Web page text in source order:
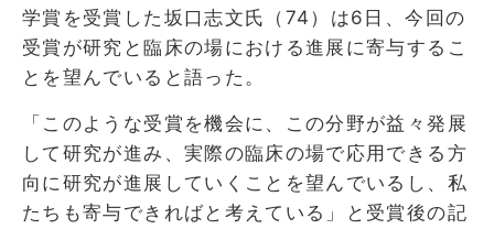
学賞を受賞した坂口志文氏（74）は6日、今回の
受賞が研究と臨床の場における進展に寄与するこ
とを望んでいると語った。
「このような受賞を機会に、この分野が益々発展
して研究が進み、実際の臨床の場で応用できる方
向に研究が進展していくことを望んでいるし、私
たちも寄与できればと考えている」と受賞後の記